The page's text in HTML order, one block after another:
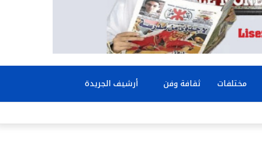
مختلفات ثقافة وفن أرشيف الجريدة
عن